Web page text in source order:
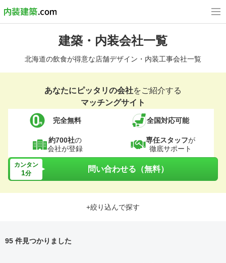
建築・内装会社一覧
北海道の飲食が得意な店舗デザイン・内装工事会社一覧
あなたにピッタリの会社をご紹介する
マッチングサイト
完全無料 全国対応可能
約700社の
会社が登録
専任スタッフが
徹底サポート
カンタン
1分 問い合わせる（無料）
+絞り込んで探す
95 件見つかりました